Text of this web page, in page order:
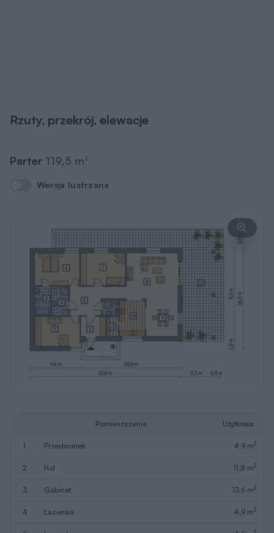
Rzuty, przekrój, elewacje
Parter 119,5 m2
Wersja lustrzana
Wersja lustrzana
Pomieszczenie Użytkowa
1 przedsionek 4,9 m2
2 hol 11,8 m2
3 gabinet 13,6 m2
4 łazienka 4,9 m2
2